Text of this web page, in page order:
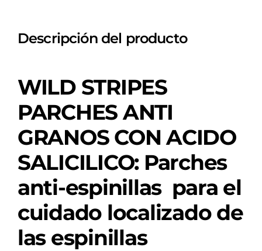
GRANOS
SALICILICO
24U
cantidad
Descripción del producto
WILD STRIPES
PARCHES ANTI
GRANOS CON ACIDO
SALICILICO: Parches
anti-espinillas para el
cuidado localizado de
las espinillas